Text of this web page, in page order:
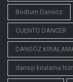
Bodrum Dansöz
CUENTO DANCER
DANSÖZ
dansçı kiralama